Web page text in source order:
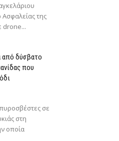
Ασφαλείας της
drone...
από δύσβατο
που
σε
στη
οποία